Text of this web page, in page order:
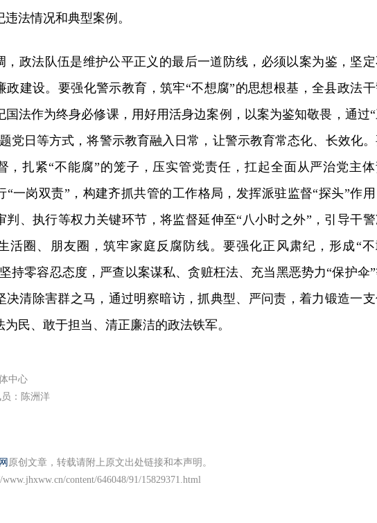
法情况和典型案例。
，政法队伍是维护公平正义的最后一道防线，必须以案为鉴，坚
政建设。要强化警示教育，筑牢“不想腐”的思想根基，全县政法
国法作为终身必修课，用好用活身边案例，以案为鉴知敬畏，通过
党日等方式，将警示教育融入日常，让警示教育常态化、长效化
，扎紧“不能腐”的笼子，压实管党责任，扛起全面从严治党主
“一岗双责”，构建齐抓共管的工作格局，发挥派驻监督“探头”作用
判、执行等权力关键环节，将监督延伸至“八小时之外”，引导干
活圈、朋友圈，筑牢家庭反腐防线。要强化正风肃纪，形成“不
持零容忍态度，严查以案谋私、贪赃枉法、充当黑恶势力“保护伞
决清除害群之马，通过明察暗访，抓典型、严问责，着力锻造一
民、敢于担当、清正廉洁的政法铁军。
中心
：陈洲洋
原创文章，转载请附上原文出处链接和本声明。
content/646048/91/15829371.html